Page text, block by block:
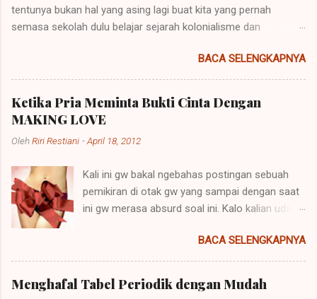
tentunya bukan hal yang asing lagi buat kita yang pernah
semasa sekolah dulu belajar sejarah kolonialisme dan
bentuk kalimat yang mempunyai penjelasan yang berbeda
namun pada prinsipnya mempunyai maksud yang sama.
Imperialisme ialah sebuah kebijakan di mana sebuah negara
besar dapat memegang kendali atau pemerintahan atas daerah
lain agar negara itu bisa dipelihara atau berkembang. Sebuah
contoh imperialisme terjadi saat negara-negara itu
imperialisme berasal dari kata Latin "imperare" yang artinya
"memerintah". Hak untuk memerintah (imperare) disebut
"imperium". Orang yang diberi hak itu (diberi imperium) disebut
"imperator". Yang lazimnya diberi imperium itu ialah raja, dan
karena itu lambat-laun raja disebut imperator dan kerajaannya
(ialah daerah dimana imper...
BACA SELENGKAPNYA
Ketika Pria Meminta Bukti Cinta Dengan
MAKING LOVE
OlehRiri Restiani -April 18, 2012
Kali ini gw bakal ngebahas postingan sebuah
pemikiran di otak gw yang sampai dengan saat
ini gw merasa absurd soal ini. Kalo kalian udah
yang akan dibahas disini.hehe Kenapa?
Kenapa? Kenapa? Kenapa? dan Kenapa?
Banyak pria yang meminta making love kepada
pasangannya sebagai tanda bukti cinta mereka
BACA SELENGKAPNYA
Menghafal Tabel Periodik dengan Mudah